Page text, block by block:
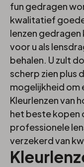
fun gedragen
kwalitatief
lenzen gedragen
voor u als
behalen. U zult
scherp zien plus
mogelijkheid om
Kleurlenzen van
het beste kopen
professionele
verzekerd van